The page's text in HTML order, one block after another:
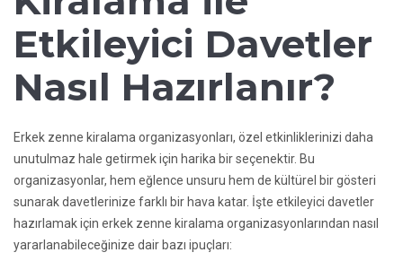
Etkileyici Davetler
Nasıl Hazırlanır?
Erkek zenne kiralama organizasyonları, özel etkinliklerinizi daha
unutulmaz hale getirmek için harika bir seçenektir. Bu
organizasyonlar, hem eğlence unsuru hem de kültürel bir gösteri
sunarak davetlerinize farklı bir hava katar. İşte etkileyici davetler
hazırlamak için erkek zenne kiralama organizasyonlarından nasıl
yararlanabileceğinize dair bazı ipuçları: